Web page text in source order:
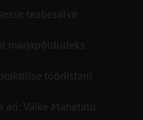
teabesalve
marjapõldudeks
tööriistani
Väike Mahetalu